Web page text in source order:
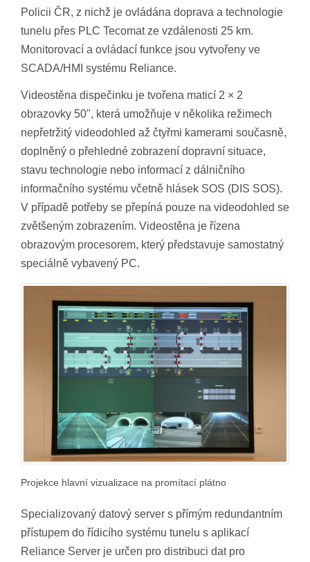
Policii ČR, z nichž je ovládána doprava a technologie
tunelu přes PLC Tecomat ze vzdálenosti 25 km.
Monitorovací a ovládací funkce jsou vytvořeny ve
SCADA/HMI systému Reliance.
Videostěna dispečinku je tvořena maticí 2 × 2
obrazovky 50", která umožňuje v několika režimech
nepřetržitý videodohled až čtyřmi kamerami současně,
doplněný o přehledné zobrazení dopravní situace,
stavu technologie nebo informací z dálničního
informačního systému včetně hlásek SOS (DIS SOS).
V případě potřeby se přepíná pouze na videodohled se
zvětšeným zobrazením. Videostěna je řízena
obrazovým procesorem, který představuje samostatný
speciálně vybavený PC.
Projekce hlavní vizualizace na promítací plátno
Specializovaný datový server s přímým redundantním
přístupem do řídicího systému tunelu s aplikací
Reliance Server je určen pro distribuci dat pro